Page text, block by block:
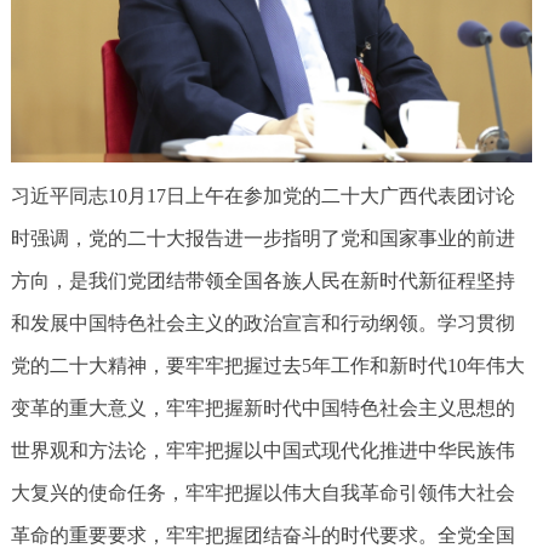
习近平同志10月17日上午在参加党的二十大广西代表团讨论
时强调，党的二十大报告进一步指明了党和国家事业的前进
方向，是我们党团结带领全国各族人民在新时代新征程坚持
和发展中国特色社会主义的政治宣言和行动纲领。学习贯彻
党的二十大精神，要牢牢把握过去5年工作和新时代10年伟大
变革的重大意义，牢牢把握新时代中国特色社会主义思想的
世界观和方法论，牢牢把握以中国式现代化推进中华民族伟
大复兴的使命任务，牢牢把握以伟大自我革命引领伟大社会
革命的重要要求，牢牢把握团结奋斗的时代要求。全党全国